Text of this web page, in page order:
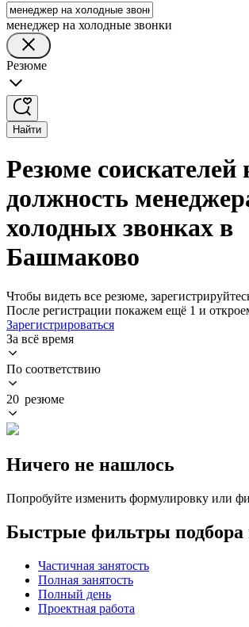
менеджер на холодные звонки
Резюме
Найти
Резюме соискателей
должность
холодных звонках в
Башмаково
Чтобы видеть все резюме,
После регистрации покажем ещё 1 и
Зарегистрироваться
За всё время
По соответствию
20 резюме
Ничего не нашлось
Попробуйте изменить формулировку или
Быстрые фильтры подбора
Частичная занятость
Полная занятость
Полный день
Проектная работа